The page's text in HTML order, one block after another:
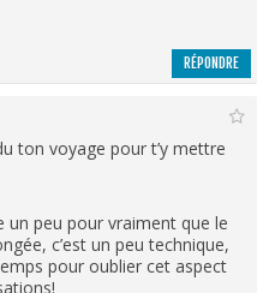
RÉPONDRE
ton voyage pour t’y mettre
peu pour vraiment que le
c’est un peu technique,
pour oublier cet aspect